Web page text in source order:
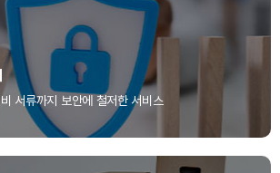
서류까지 보안에 철저한 서비스